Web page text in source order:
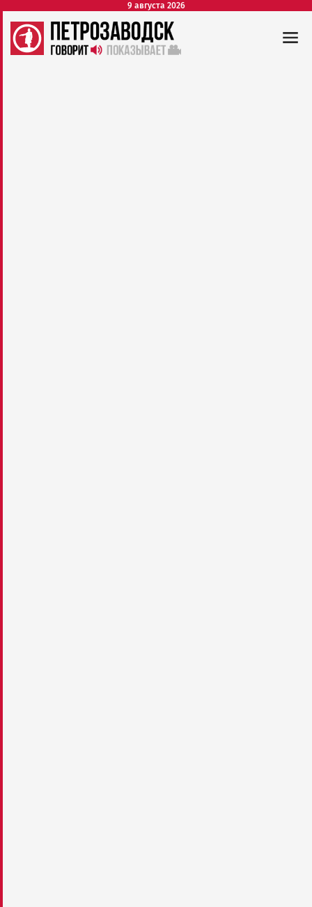
9 августа 2026